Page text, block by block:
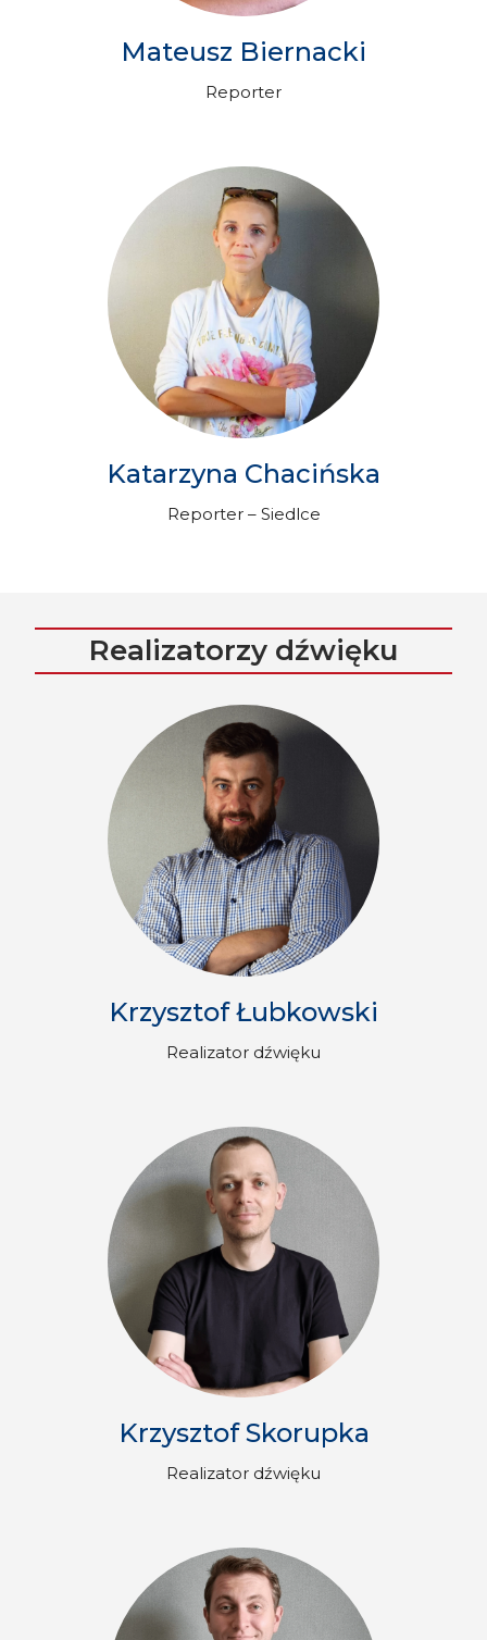
Mateusz Biernacki
Reporter
Katarzyna Chacińska
Reporter – Siedlce
Realizatorzy dźwięku
Krzysztof Łubkowski
Realizator dźwięku
Krzysztof Skorupka
Realizator dźwięku